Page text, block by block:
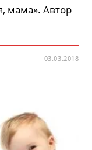
мама». Автор
03.03.2018